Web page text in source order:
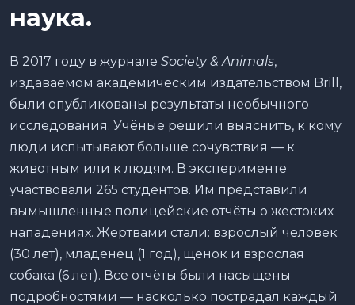
наука.
В 2017 году в журнале Society & Animals,
издаваемом академическим издательством Brill,
были опубликованы результаты необычного
исследования. Учёные решили выяснить, к кому
люди испытывают больше сочувствия — к
животным или к людям. В эксперименте
участвовали 265 студентов. Им представили
вымышленные полицейские отчёты о жестоких
нападениях. Жертвами стали: взрослый человек
(30 лет), младенец (1 год), щенок и взрослая
собака (6 лет). Все отчёты были насыщены
подробностями — насколько пострадал каждый